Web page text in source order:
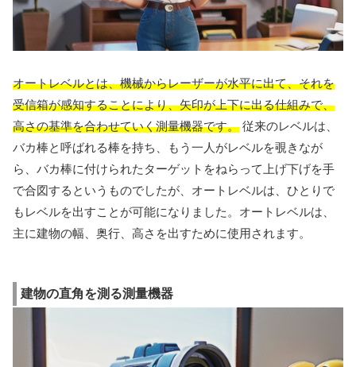
オートレベルとは、機械からレーザーが水平に出て、それを
受信箱が感知することにより、矢印が上下に出る仕組みで、
高さの基準を合わせていく測量機器です。 従来のレベルは、
バカ棒と呼ばれる棒を持ち、もう一人がレベルを覗きなが
ら、バカ棒に付けられたターゲットをねらって上げ下げを手
で合図するというものでしたが、オートレベルは、ひとりで
もレベルを出すことが可能になりました。オートレベルは、
主に建物の幅、奥行、高さを出すために使用されます。
建物の直角を測る測量機器